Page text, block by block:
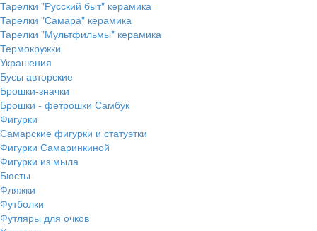
Тарелки "Русский быт" керамика
Тарелки "Самара" керамика
Тарелки "Мультфильмы" керамика
Термокружки
Украшения
Бусы авторские
Брошки-значки
Брошки - фетрошки Самбук
Фигурки
Самарские фигурки и статуэтки
Фигурки Самаринкиной
Фигурки из мыла
Бюсты
Фляжки
Футболки
Футляры для очков